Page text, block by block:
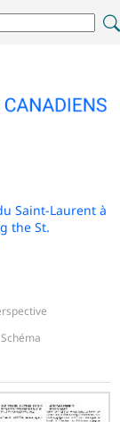
Saint-Laurent à
the St.
Schéma